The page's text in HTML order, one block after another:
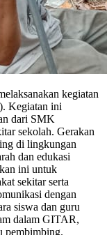
kegiatan
Kegiatan ini
dari SMK
sekolah. Gerakan
di lingkungan
dan edukasi
ini untuk
sekitar serta
dengan
siswa dan guru
dalam GITAR,
pembimbing.